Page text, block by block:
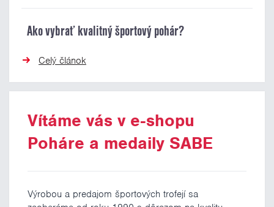
Ako vybrať kvalitný športový pohár?
Celý článok
Vítáme vás v e-shopu
Poháre a medaily SABE
Výrobou a predajom športových trofejí sa